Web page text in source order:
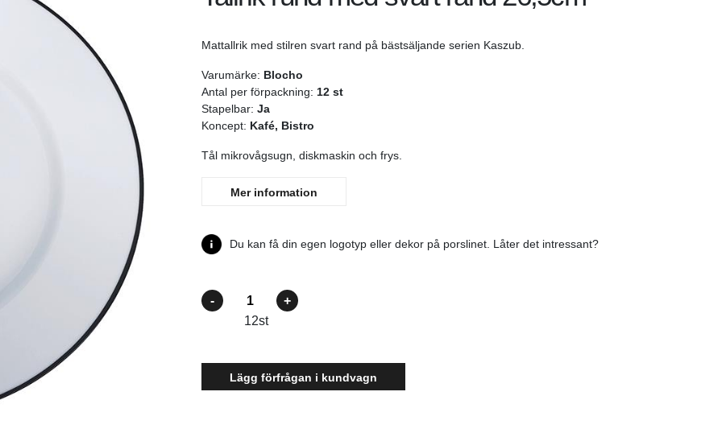
Mattallrik med stilren svart rand på bästsäljande serien Kaszub.
Varumärke: Blocho
Antal per förpackning: 12 st
Stapelbar:Ja
Koncept: Kafé, Bistro
Tål mikrovågsugn, diskmaskin och frys.
Mer information
Du kan få din egen logotyp eller dekor på porslinet. Låter det intressant?
Antal
12st
Lägg förfrågan i kundvagn